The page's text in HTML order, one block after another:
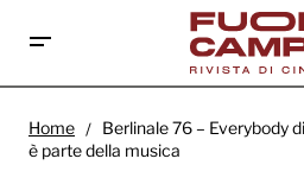
l’intermezzo è parte della
Home
Berlinale 76 – Everybody
è parte della musica